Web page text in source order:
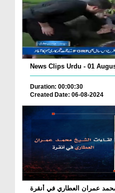
News Clips Urdu - 01
Duration: 00:00:30
Created Date: 06-08-2024
عمران العطاري في أنقرة